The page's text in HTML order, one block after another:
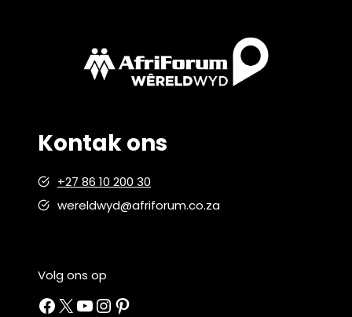
Kontak ons
+27 86 10 200 30
wereldwyd@afriforum.co.za
Volg ons op
Facebook
X YouTube
Instagram
Pinterest